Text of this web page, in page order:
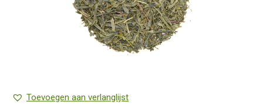
worden
op
de
productpagina
Toevoegen aan verlanglijst